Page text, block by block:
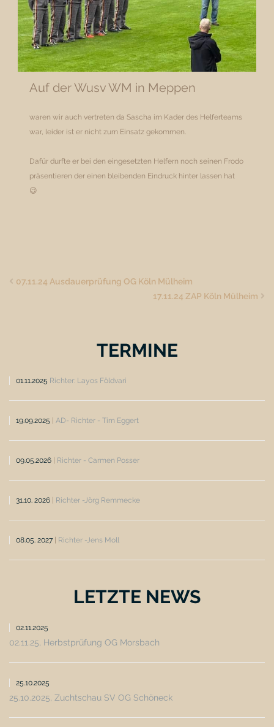
Auf der Wusv WM in Meppen
waren wir auch vertreten da Sascha im Kader des Helferteams
war, leider ist er nicht zum Einsatz gekommen.
Dafür durfte er bei den eingesetzten Helfern noch seinen Frodo
präsentieren der einen bleibenden Eindruck hinter lassen hat
😉
07.11.24 Ausdauerprüfung OG Köln Mülheim
17.11.24 ZAP Köln Mülheim
TERMINE
01.11.2025 Richter: Layos Földvari
19.09.2025 | AD- Richter - Tim Eggert
09.05.2026 | Richter - Carmen Posser
31.10. 2026 | Richter -Jörg Remmecke
08.05. 2027 | Richter -Jens Moll
LETZTE NEWS
02.11.2025
02.11.25, Herbstprüfung OG Morsbach
25.10.2025
25.10.2025, Zuchtschau SV OG Schöneck